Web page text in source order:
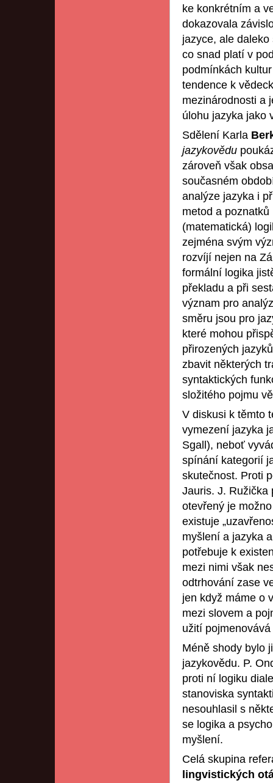
ke konkrétním a
dokazovala
jazyce, ale
co snad platí v
podmínkách
tendence k
mezinárodnosti a
úlohu jazyka jako
Sdělení Karla
jazykovědu
zároveň však
současném
analýze jazyka i
metod a
(matematická)
zejména svým
rozvíjí nejen na
formální logika
překladu a při
význam pro
směru jsou pro
které mohou
přirozených
zbavit některých
syntaktických
složitého pojmu
V diskusi k těmto
vymezení jazyka
Sgall), neboť
spínání kategorií
skutečnost. Proti
Jauris. J. Ružička
otevřený je
existuje
myšlení a jazyka
potřebuje k
mezi nimi však
odtrhování zase
jen když máme o
mezi slovem a
užití
Méně shody bylo
jazykovědu. P.
proti ní logiku
stanoviska
nesouhlasil s
se logika a
myšlení.
Celá skupina
lingvistických